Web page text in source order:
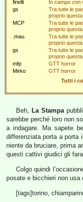
finelli
In campo con
gs
Tra tutte le
proprio questa
MCP
Tra tutte le
proprio questa
.mau.
Tra tutte le
proprio questa
gs
Tra tutte le
proprio questa
mfp
GTT horror
Mirko
GTT horror
Tutti i
Beh, La Stampa
sarebbe perché loro non
a indagare. Ma sapete
differenziata porta a porta
niente da bruciare, prima
questi cattivi giudici gli
Colgo quindi
posate e bicchieri non
[tags]torino,